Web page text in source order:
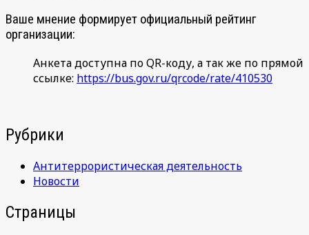
Ваше мнение формирует официальный рейтинг
организации:
Анкета доступна по QR-коду, а так же по прямой
ссылке: https://bus.gov.ru/qrcode/rate/410530
Рубрики
Антитеррористическая деятельность
Новости
Страницы